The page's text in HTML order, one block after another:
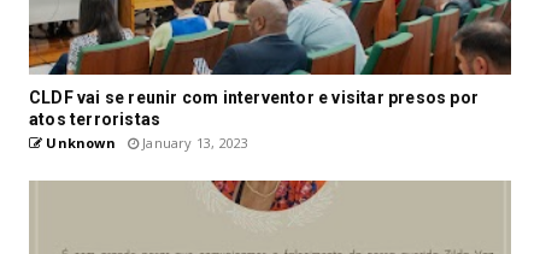
CLDF vai se reunir com interventor e visitar presos por
atos terroristas
Unknown January 13, 2023